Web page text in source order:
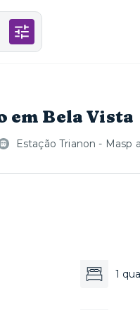
em Bela Vista
Estação Trianon - Masp
1